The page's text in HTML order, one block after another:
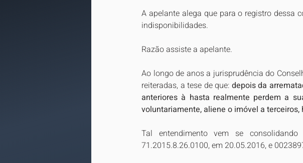
A apelante alega que para o registro dessa
indisponibilidades.
Razão assiste a apelante.
Ao longo de anos a jurisprudência do
reiteradas, a tese de que: depois da
anteriores à hasta realmente perdem a
voluntariamente, aliene o imóvel a
Tal entendimento vem se
71.2015.8.26.0100, em 20.05.2016, e